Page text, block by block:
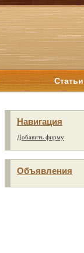
Статьи
Навигация
Добавить фирму
Объявления